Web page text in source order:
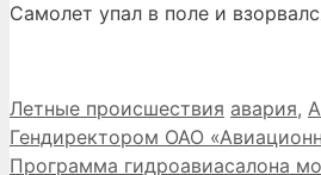
Самолет упал в поле и
Рубрики
Летные происшествия Метки
авария,
Гендиректором ОАО
Программа гидроавиасалона